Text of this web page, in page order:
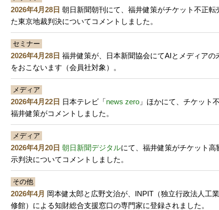
2026年4月28日 朝日新聞朝刊にて、福井健策がチケット不正転
た東京地裁判決についてコメントしました。
セミナー
2026年4月28日 福井健策が、日本新聞協会にてAIとメディアの
をおこないます（会員社対象）。
メディア
2026年4月22日 日本テレビ「news zero 」ほかにて、チケット
福井健策がコメントしました。
メディア
2026年4月20日 朝日新聞デジタルにて、福井健策がチケット
示判決についてコメントしました。
その他
2026年4月 岡本健太郎と広野文治が、INPIT（独立行政法人工
修館）による知財総合支援窓口の専門家に登録されました。